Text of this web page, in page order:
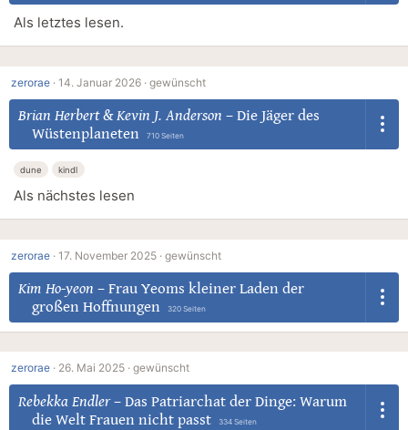
Als letztes lesen.
zerorae · 14. Januar 2026 · gewünscht
Brian Herbert&Kevin J. Anderson – Die Jäger des
Wüstenplaneten
710 Seiten
dune kindl
Als nächstes lesen
zerorae · 17. November 2025 · gewünscht
Kim Ho-yeon – Frau Yeoms kleiner Laden der
großen Hoffnungen
320 Seiten
zerorae · 26. Mai 2025 · gewünscht
Rebekka Endler– Das Patriarchat der Dinge: Warum
die Welt Frauen nicht passt
334 Seiten